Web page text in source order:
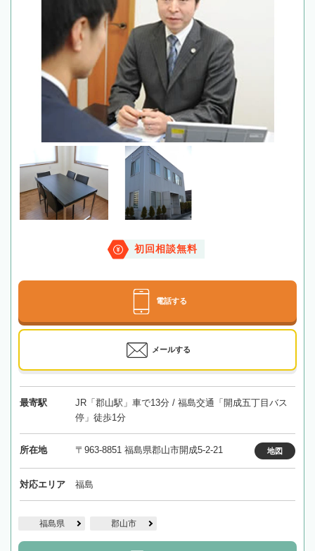
初回相談無料
電話する
メールする
最寄駅
JR「郡山駅」車で13分 / 福島交通「開成五丁目バス
停」徒歩1分
所在地 〒963-8851 福島県郡山市開成5-2-21 地図
対応エリア 福島
福島県 郡山市